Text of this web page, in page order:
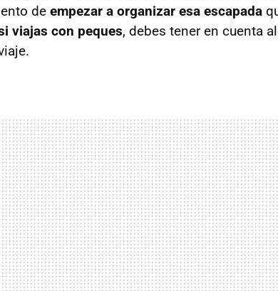
de empezar a organizar esa escapada
viajas con peques, debes tener en cuenta